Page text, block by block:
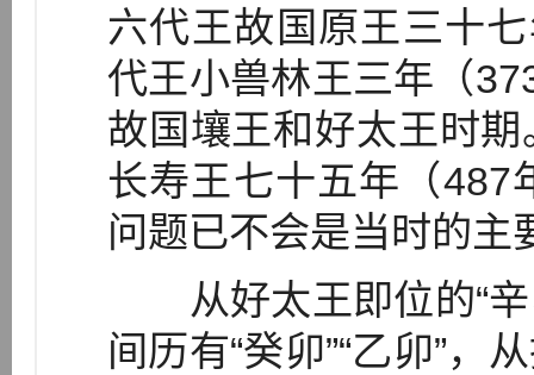
六代王故国原王三十
代王小兽林王三年（
故国壤王和好太王时
长寿王七十五年（487
问题已不会是当时的主
从好太王即位的“辛
间历有“癸卯”“乙卯”，